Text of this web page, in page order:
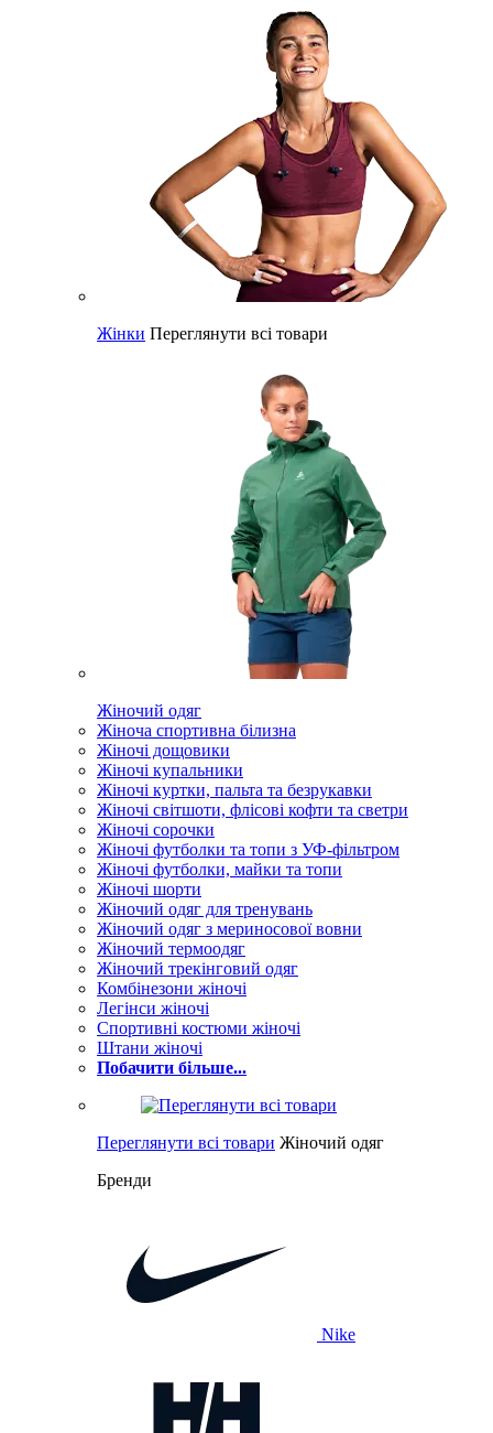
Жінки Переглянути всі товари
Жіночий одяг
Жіноча спортивна білизна
Жіночі дощовики
Жіночі купальники
Жіночі куртки, пальта та безрукавки
Жіночі світшоти, флісові кофти та светри
Жіночі сорочки
Жіночі футболки та топи з УФ-фільтром
Жіночі футболки, майки та топи
Жіночі шорти
Жіночий одяг для тренувань
Жіночий одяг з мериносової вовни
Жіночий термоодяг
Жіночий трекінговий одяг
Комбінезони жіночі
Легінси жіночі
Спортивні костюми жіночі
Штани жіночі
Побачити більше...
Переглянути всі товари Жіночий одяг
Бренди
Nike